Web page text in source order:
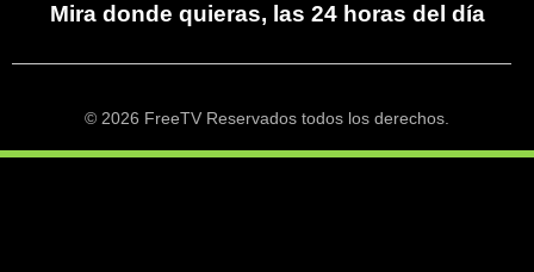
Mira donde quieras, las 24 horas del día
© 2026 FreeTV Reservados todos los derechos.